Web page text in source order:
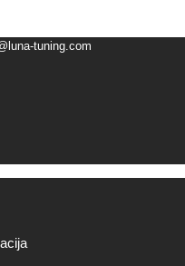
tuning.com